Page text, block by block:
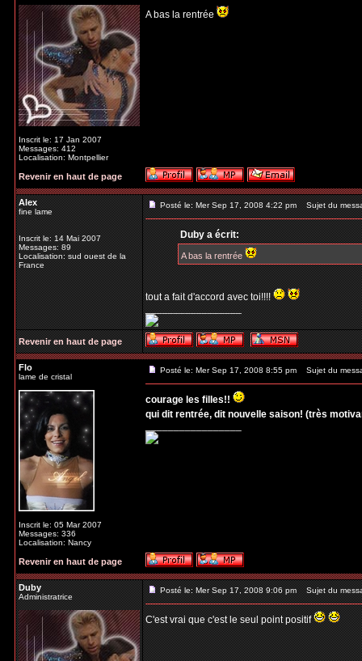
Inscrit le: 17 Jan 2007
Messages: 412
Localisation: Montpellier
A bas la rentrée
Revenir en haut de page
Alex
fine lame
Inscrit le: 14 Mai 2007
Messages: 89
Localisation: sud ouest de la
France
Posté le: Mer Sep 17, 2008 4:22 pm Sujet du
Duby a écrit:
A bas la rentrée
tout a fait d'accord avec toi!!!!
_________________
Revenir en haut de page
Flo
lame de cristal
Inscrit le: 05 Mar 2007
Messages: 336
Localisation: Nancy
Posté le: Mer Sep 17, 2008 8:55 pm Sujet du
courage les filles!!
qui dit rentrée, dit nouvelle saison! (très
Revenir en haut de page
Duby
Administratrice
Posté le: Mer Sep 17, 2008 9:06 pm Sujet du
C'est vrai que c'est le seul point positif